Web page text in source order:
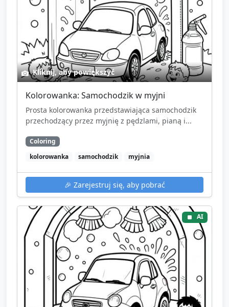
Kliknij, aby powiększyć
Kolorowanka: Samochodzik w myjni
Prosta kolorowanka przedstawiająca samochodzik
przechodzący przez myjnię z pędzlami, pianą i...
Coloring
kolorowanka
samochodzik myjnia
🎉 Zarejestruj się, aby pobrać
AI